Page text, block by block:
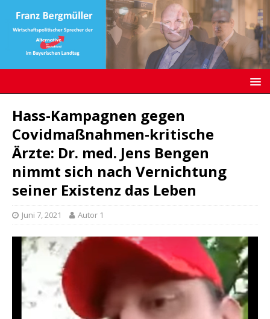
Hass-Kampagnen gegen
Covidmaßnahmen-kritische
Ärzte: Dr. med. Jens Bengen
nimmt sich nach Vernichtung
seiner Existenz das Leben
Juni 7, 2021 Autor 1